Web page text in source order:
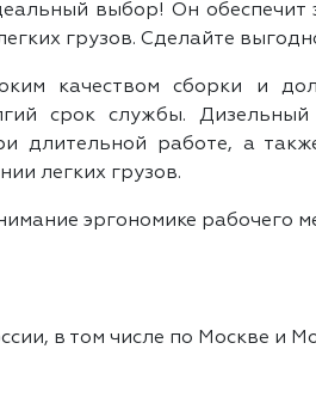
выбор! Он
грузов. Сделайте
качеством сборки и
срок службы.
длительной работе, а
легких грузов.
эргономике рабочего
в том числе по Москве и